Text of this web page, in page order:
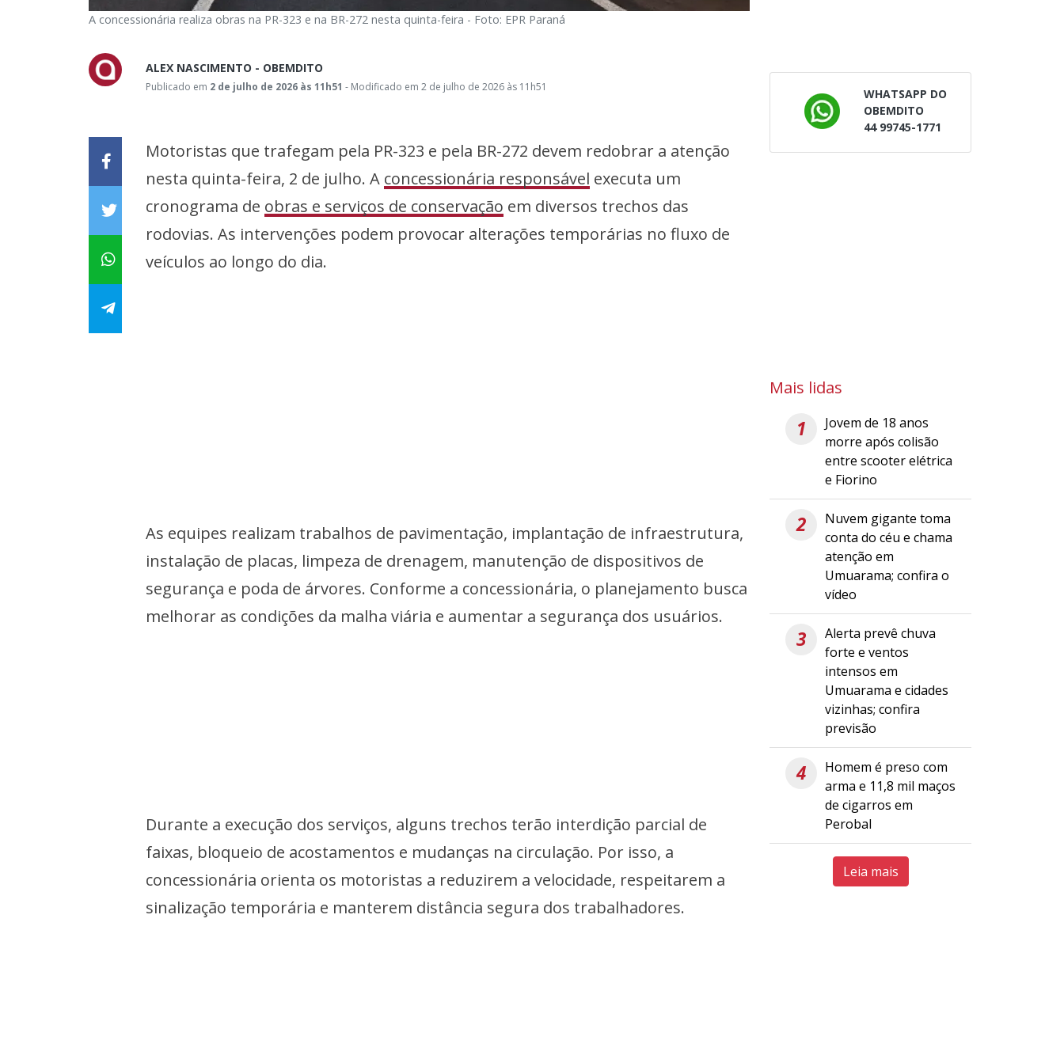
A concessionária realiza obras na PR-323 e na BR-272 nesta quinta-feira - Foto: EPR Paraná
ALEX NASCIMENTO - OBEMDITO
Publicado em 2 de julho de 2026 às 11h51 - Modificado em 2 de julho de 2026 às 11h51
Motoristas que trafegam pela PR-323 e pela BR-272 devem redobrar a atenção
nesta quinta-feira, 2 de julho. A concessionária responsável executa um
cronograma de obras e serviços de conservação em diversos trechos das
rodovias. As intervenções podem provocar alterações temporárias no fluxo de
veículos ao longo do dia.
As equipes realizam trabalhos de pavimentação, implantação de infraestrutura,
instalação de placas, limpeza de drenagem, manutenção de dispositivos de
segurança e poda de árvores. Conforme a concessionária, o planejamento busca
melhorar as condições da malha viária e aumentar a segurança dos usuários.
Durante a execução dos serviços, alguns trechos terão interdição parcial de
faixas, bloqueio de acostamentos e mudanças na circulação. Por isso, a
concessionária orienta os motoristas a reduzirem a velocidade, respeitarem a
sinalização temporária e manterem distância segura dos trabalhadores.
WHATSAPP DO
OBEMDITO
44 99745-1771
Mais lidas
1
Jovem de 18 anos
morre após colisão
entre scooter elétrica
e Fiorino
2
Nuvem gigante toma
conta do céu e chama
atenção em
Umuarama; confira o
vídeo
3
Alerta prevê chuva
forte e ventos
intensos em
Umuarama e cidades
vizinhas; confira
previsão
4
Homem é preso com
arma e 11,8 mil maços
de cigarros em
Perobal
Leia mais